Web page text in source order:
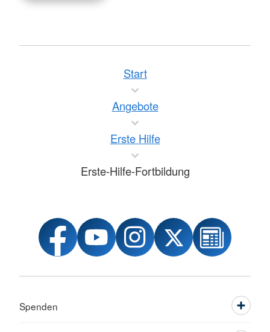
Start
Angebote
Erste Hilfe
Erste-Hilfe-Fortbildung
Spenden